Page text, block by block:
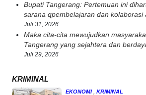
Bupati Tangerang: Pertemuan ini
sarana qpembelajaran dan kolaborasi
Juli 31, 2026
Maka cita-cita mewujudkan
Tangerang yang sejahtera dan
Juli 29, 2026
KRIMINAL
EKONOMI
KRIMINAL